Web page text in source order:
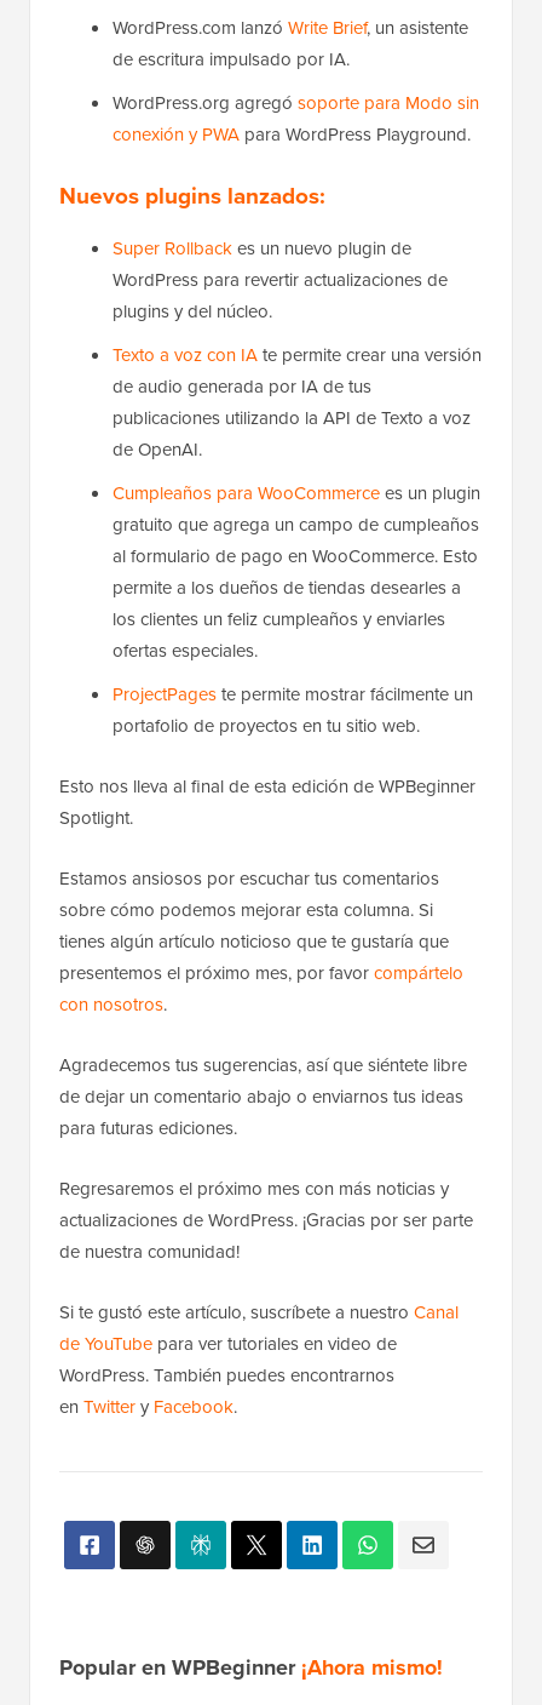
WordPress.com lanzó Write Brief, un asistente
de escritura impulsado por IA.
WordPress.org agregó soporte para Modo sin
conexión y PWA para WordPress Playground.
Nuevos plugins lanzados:
Super Rollbackes un nuevo plugin de
WordPress para revertir actualizaciones de
plugins y del núcleo.
Texto a voz con IAte permite crear una versión
de audio generada por IA de tus
publicaciones utilizando la API de Texto a voz
de OpenAI.
Cumpleaños para WooCommercees un plugin
gratuito que agrega un campo de cumpleaños
al formulario de pago en WooCommerce. Esto
permite a los dueños de tiendas desearles a
los clientes un feliz cumpleaños y enviarles
ofertas especiales.
ProjectPageste permite mostrar fácilmente un
portafolio de proyectos en tu sitio web.
Esto nos lleva al final de esta edición de WPBeginner
Spotlight.
Estamos ansiosos por escuchar tus comentarios
sobre cómo podemos mejorar esta columna. Si
tienes algún artículo noticioso que te gustaría que
presentemos el próximo mes, por favorcompártelo
con nosotros.
Agradecemos tus sugerencias, así que siéntete libre
de dejar un comentario abajo o enviarnos tus ideas
para futuras ediciones.
Regresaremos el próximo mes con más noticias y
actualizaciones de WordPress. ¡Gracias por ser parte
de nuestra comunidad!
Si te gustó este artículo, suscríbete a nuestro Canal
de YouTube para ver tutoriales en video de
WordPress. También puedes encontrarnos
en Twittery Facebook.
Popular en WPBeginner¡Ahora mismo!